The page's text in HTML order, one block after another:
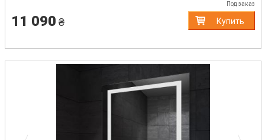
Под заказ
11 090 ₴ Купить